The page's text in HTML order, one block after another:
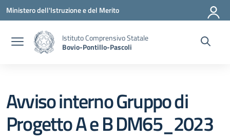
Vai ai contenuti
Vai al menu di navigazione
Vai al footer
Ministero dell'Istruzione e del Merito
Istituto Comprensivo Statale
Bovio-Pontillo-Pascoli
Avviso interno Gruppo di
Progetto A e B DM65_2023